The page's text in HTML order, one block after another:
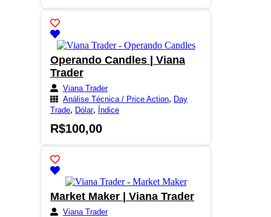
Operando Candles | Viana
Trader
Viana Trader
Análise Técnica / Price Action, Day
Trade, Dólar, Índice
R$100,00
Market Maker | Viana Trader
Viana Trader